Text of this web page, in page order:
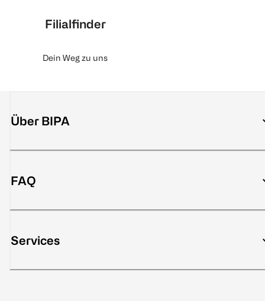
Filialfinder
Dein Weg zu uns
Über BIPA
FAQ
Services